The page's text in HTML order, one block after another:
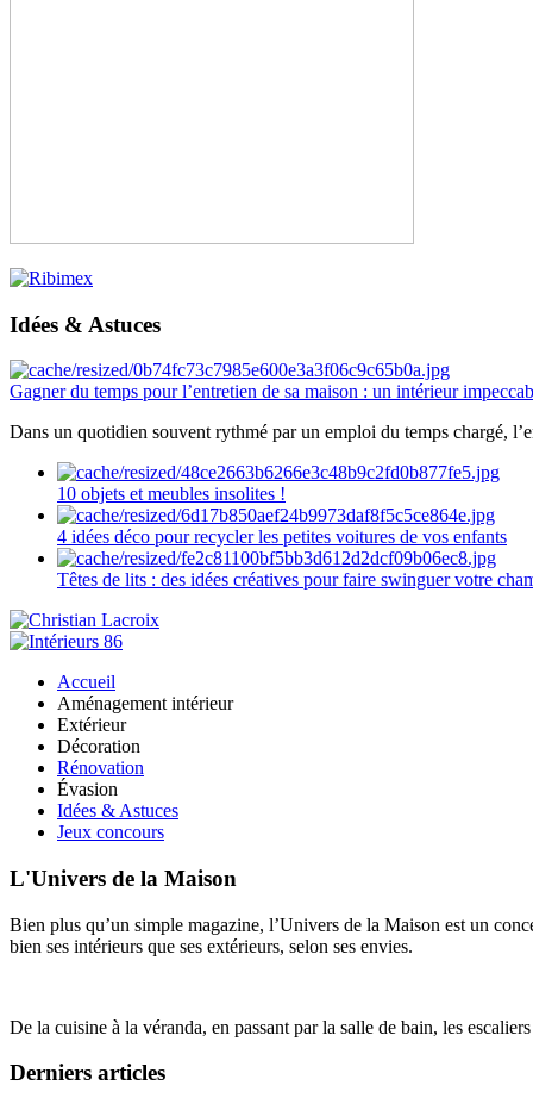
Idées & Astuces
Gagner du temps pour l’entretien de sa maison : un intérieur
Dans un quotidien souvent rythmé par un emploi du temps chargé,
10 objets et meubles insolites !
4 idées déco pour recycler les petites voitures de vos enfants
Têtes de lits : des idées créatives pour faire swinguer votre
Accueil
Aménagement intérieur
Extérieur
Décoration
Rénovation
Évasion
Idées & Astuces
Jeux concours
L'Univers de la Maison
Bien plus qu’un simple magazine, l’Univers de la Maison est un
bien ses intérieurs que ses extérieurs, selon ses envies.
De la cuisine à la véranda, en passant par la salle de bain, les
Derniers articles